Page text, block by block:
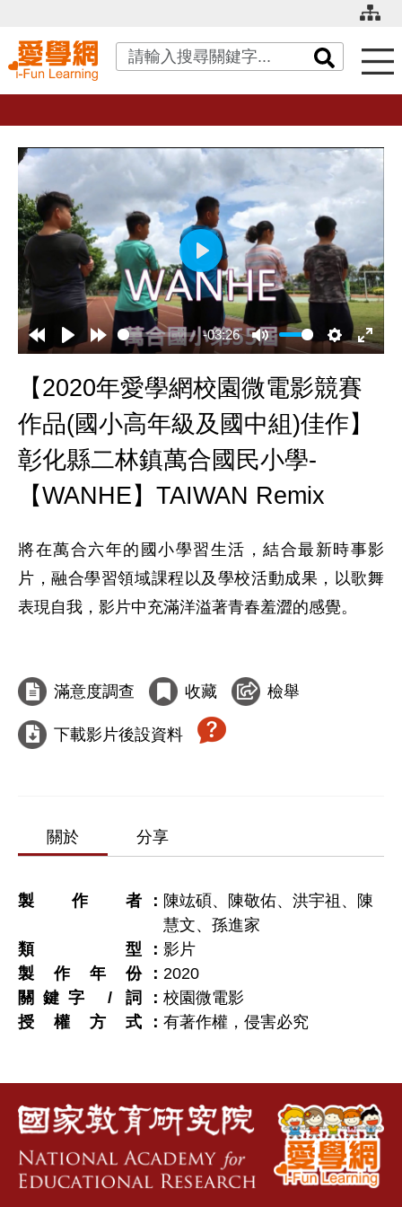
關鍵字搜尋
-03:26
播
放
【2020年愛學網校園微電影競賽
作品(國小高年級及國中組)佳作】
彰化縣二林鎮萬合國民小學-
【WANHE】TAIWAN Remix
將在萬合六年的國小學習生活，結合最新時事影
片，融合學習領域課程以及學校活動成果，以歌舞
表現自我，影片中充滿洋溢著青春羞澀的感覺。
滿意度調查 收藏 檢舉
下載影片後設資料
關於 分享
製作者
陳竑碩、陳敬佑、洪宇祖、陳
慧文、孫進家
類型
影片
製作年份
2020
關鍵字 / 詞
校園微電影
授權方式
有著作權，侵害必究